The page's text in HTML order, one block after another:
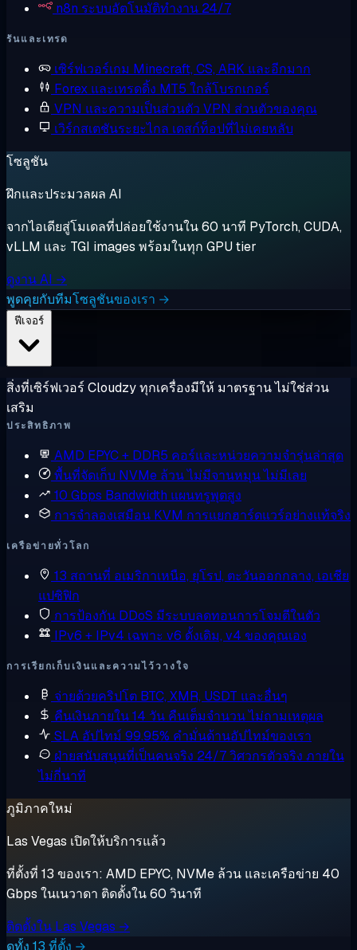
n8n ระบบอัตโนมัติทำงาน 24/7
รันและเทรด
เซิร์ฟเวอร์เกม Minecraft, CS, ARK และอีกมาก
Forex และเทรดดิ้ง MT5 ใกล้โบรกเกอร์
VPN และความเป็นส่วนตัว VPN ส่วนตัวของคุณ
เวิร์กสเตชันระยะไกล เดสก์ท็อปที่ไม่เคยหลับ
โซลูชัน
ฝึกและประมวลผล AI
จากไอเดียสู่โมเดลที่ปล่อยใช้งานใน 60 นาที PyTorch, CUDA,
vLLM และ TGI images พร้อมในทุก GPU tier
ดูงาน AI →
พูดคุยกับทีมโซลูชันของเรา →
สิ่งที่เซิร์ฟเวอร์ Cloudzy ทุกเครื่องมีให้ มาตรฐาน ไม่ใช่ส่วน
เสริม
ประสิทธิภาพ
AMD EPYC + DDR5 คอร์และหน่วยความจำรุ่นล่าสุด
พื้นที่จัดเก็บ NVMe ล้วนไม่มีจานหมุน ไม่มีเลย
10 Gbps Bandwidth แผนทรูพุตสูง
การจำลองเสมือน KVM การแยกฮาร์ดแวร์อย่างแท้จริง
เครือข่ายทั่วโลก
13 สถานที่ อเมริกาเหนือ, ยุโรป, ตะวันออกกลาง, เอเชีย
แปซิฟิก
การป้องกัน DDoS มีระบบลดทอนการโจมตีในตัว
IPv6 + IPv4 เฉพาะ v6 ดั้งเดิม, v4 ของคุณเอง
การเรียกเก็บเงินและความไว้วางใจ
จ่ายด้วยคริปโต BTC, XMR, USDT และอื่นๆ
คืนเงินภายใน 14 วัน คืนเต็มจำนวน ไม่ถามเหตุผล
SLA อัปไทม์ 99.95% คำมั่นด้านอัปไทม์ของเรา
ฝ่ายสนับสนุนที่เป็นคนจริง 24/7วิศวกรตัวจริง ภายใน
ไม่กี่นาที
ภูมิภาคใหม่
Las Vegas เปิดให้บริการแล้ว
ที่ตั้งที่ 13 ของเรา: AMD EPYC, NVMe ล้วน และเครือข่าย 40
Gbps ในเนวาดา ติดตั้งใน 60 วินาที
ติดตั้งใน Las Vegas →
ดูทั้ง 13 ที่ตั้ง →